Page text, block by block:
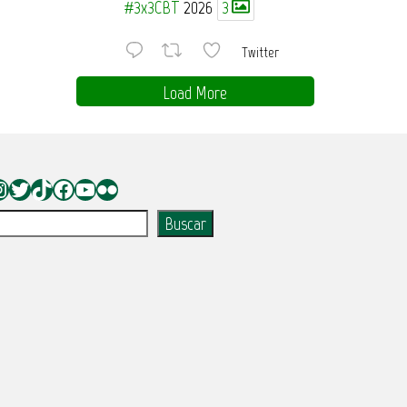
#3x3CBT 2026 3
Twitter
Load More
Twitter
TikTokFacebook
YouTube
Flickr
Buscar